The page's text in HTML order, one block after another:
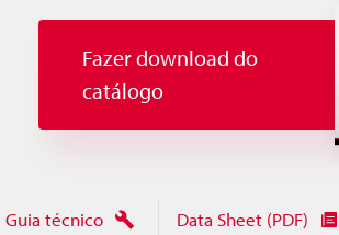
Fazer download do
catálogo
Guia técnico Data Sheet (PDF)